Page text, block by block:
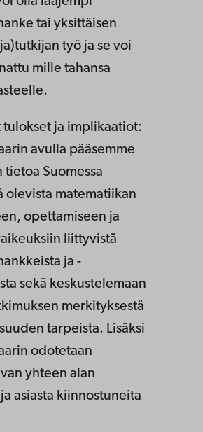
tai yksittäisen
työ ja se voi
mille tahansa
ja implikaatiot:
avulla pääsemme
tietoa Suomessa
olevista matematiikan
opettamiseen ja
liittyvistä
ja -
sekä keskustelemaan
merkityksestä
tarpeista. Lisäksi
odotetaan
yhteen alan
asiasta kiinnostuneita